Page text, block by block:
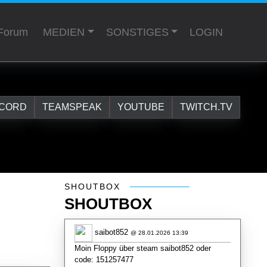
MEDIEN SONSTIGES LOGIN
TEAMSPEAK YOUTUBE TWITCH.TV
SHOUTBOX
SHOUTBOX
saibot852 @ 28.01.2026 13:39
Moin Floppy über steam saibot852 oder
code: 151257477